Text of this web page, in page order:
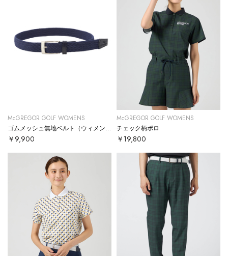
McGREGOR GOLF WOMENS
￥9,900
McGREGOR GOLF WOMENS
チェック柄ポロ
￥19,800